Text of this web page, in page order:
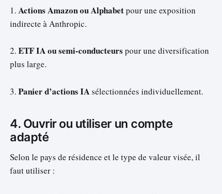
1. Actions Amazon ou Alphabetpour une exposition
indirecte à Anthropic.
2. ETF IA ou semi-conducteurs pour une diversification
plus large.
3. Panier d’actions IAsélectionnées individuellement.
4. Ouvrir ou utiliser un compte
adapté
Selon le pays de résidence et le type de valeur visée, il
faut utiliser :